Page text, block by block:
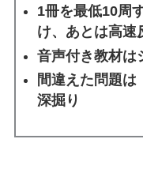
1冊を最低10周
け、あとは高速
音声付き教材は
間違えた問題は
深掘り